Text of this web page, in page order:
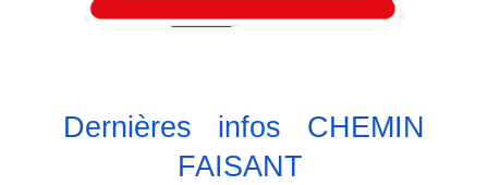
Dernières infos
CHEMIN
FAISANT